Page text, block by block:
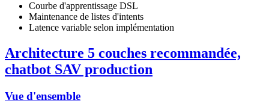
Courbe d'apprentissage DSL
Maintenance de listes d'intents
Latence variable selon implémentation
Architecture 5 couches recommandée,
chatbot SAV production
Vue d'ensemble